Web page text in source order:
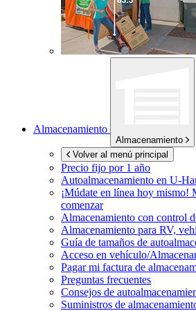
Almacenamiento
Almacenamiento
Volver al menú principal
Precio fijo por 1 año
Autoalmacenamiento en U-
¡Múdate en línea hoy mismo!
comenzar
Almacenamiento con control
Almacenamiento para RV,
Guía de tamaños de
Acceso en vehículo/
Pagar mi factura de
Preguntas frecuentes
Consejos de
Suministros de